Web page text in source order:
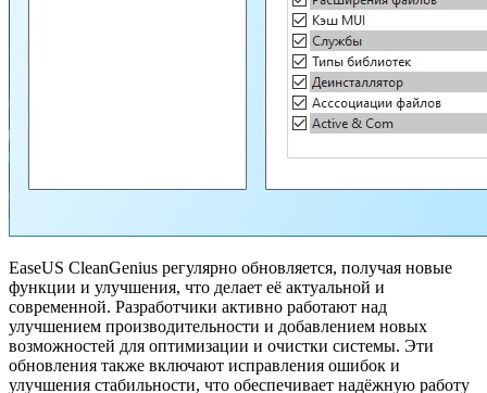
EaseUS CleanGenius регулярно обновляется, получая новые
функции и улучшения, что делает её актуальной и
современной. Разработчики активно работают над
улучшением производительности и добавлением новых
возможностей для оптимизации и очистки системы. Эти
обновления также включают исправления ошибок и
улучшения стабильности, что обеспечивает надёжную работу